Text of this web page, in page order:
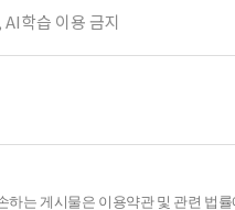
학습 이용 금지